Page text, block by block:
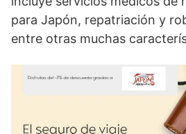
para Japón, repatriación y
entre otras muchas